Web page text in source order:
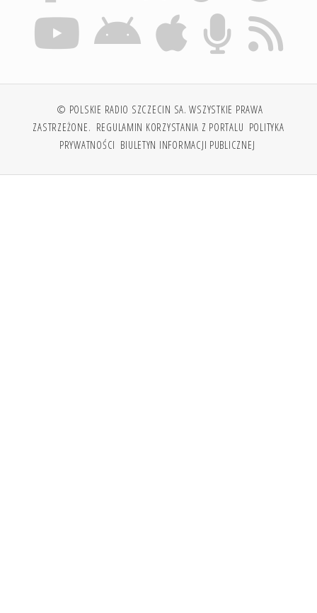
© POLSKIE RADIO SZCZECIN SA. WSZYSTKIE PRAWA
ZASTRZEŻONE. REGULAMIN KORZYSTANIA Z PORTALU POLITYKA
PRYWATNOŚCI BIULETYN INFORMACJI PUBLICZNEJ